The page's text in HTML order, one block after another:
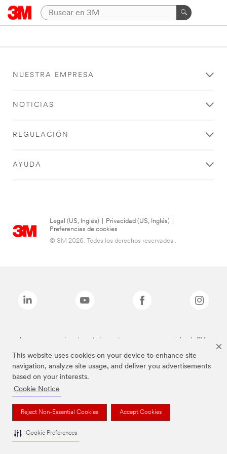
This website uses cookies on your device to enhance site
navigation, analyze site usage, and deliver you advertisements
based on your interests.
Cookie Notice
Reject Non-Essential Cookies Accept Cookies
Cookie Preferences
NUESTRA EMPRESA
NOTICIAS
REGULACIÓN
AYUDA
Legal (US, Inglés) Privacidad (US, Inglés)
Preferencias de cookies
© 3M 2026. Todos los derechos reservados..
Las marcas mencionadas anteriormente son marcas comerciales de 3M.